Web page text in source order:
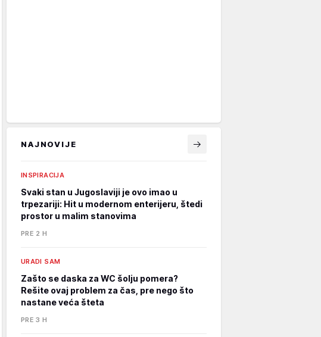
NAJNOVIJE
INSPIRACIJA
Svaki stan u Jugoslaviji je ovo imao u
trpezariji: Hit u modernom enterijeru, štedi
prostor u malim stanovima
PRE 2 H
URADI SAM
Zašto se daska za WC šolju pomera?
Rešite ovaj problem za čas, pre nego što
nastane veća šteta
PRE 3 H